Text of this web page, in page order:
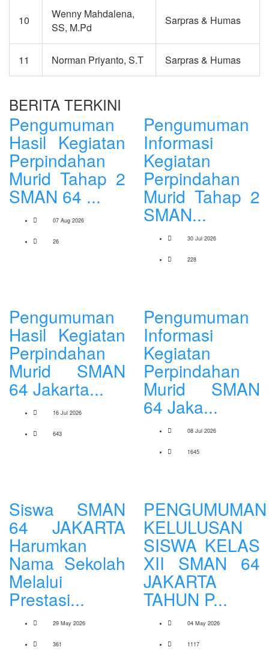
10
Wenny Mahdalena,
SS, M.Pd
Sarpras & Humas
11 Norman Priyanto, S.T Sarpras & Humas
BERITA TERKINI
Pengumuman
Hasil Kegiatan
Perpindahan
Murid Tahap 2
SMAN 64 ...
07 Aug 2026
26
Pengumuman
Informasi
Kegiatan
Perpindahan
Murid Tahap 2
SMAN...
30 Jul 2026
228
Pengumuman
Hasil Kegiatan
Perpindahan
Murid SMAN
64 Jakarta...
16 Jul 2026
643
Pengumuman
Informasi
Kegiatan
Perpindahan
Murid SMAN
64 Jaka...
08 Jul 2026
1645
Siswa SMAN
64 JAKARTA
Harumkan
Nama Sekolah
Melalui
Prestasi...
29 May 2026
361
PENGUMUMAN
KELULUSAN
SISWA KELAS
XII SMAN 64
JAKARTA
TAHUN P...
04 May 2026
1117